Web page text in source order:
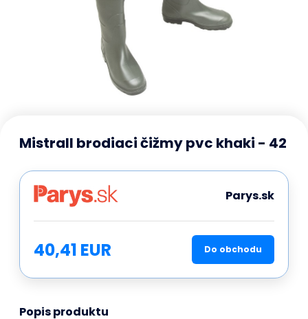
Mistrall brodiaci čižmy pvc khaki - 42
Parys.sk
40,41 EUR Do obchodu
Popis produktu